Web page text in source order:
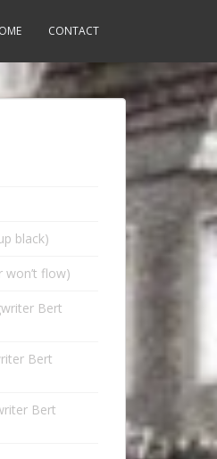
CONTACT
black)
won’t flow)
Bert
Bert
Bert